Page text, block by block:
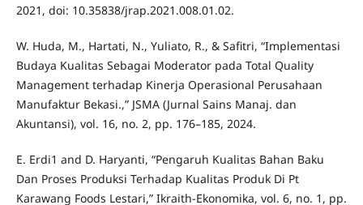
2021, doi: 10.35838/jrap.2021.008.01.02.
W. Huda, M., Hartati, N., Yuliato, R., & Safitri, “Implementasi
Budaya Kualitas Sebagai Moderator pada Total Quality
Management terhadap Kinerja Operasional Perusahaan
Manufaktur Bekasi.,” JSMA (Jurnal Sains Manaj. dan
Akuntansi), vol. 16, no. 2, pp. 176–185, 2024.
E. Erdi1 and D. Haryanti, “Pengaruh Kualitas Bahan Baku
Dan Proses Produksi Terhadap Kualitas Produk Di Pt
Karawang Foods Lestari,” Ikraith-Ekonomika, vol. 6, no. 1, pp.